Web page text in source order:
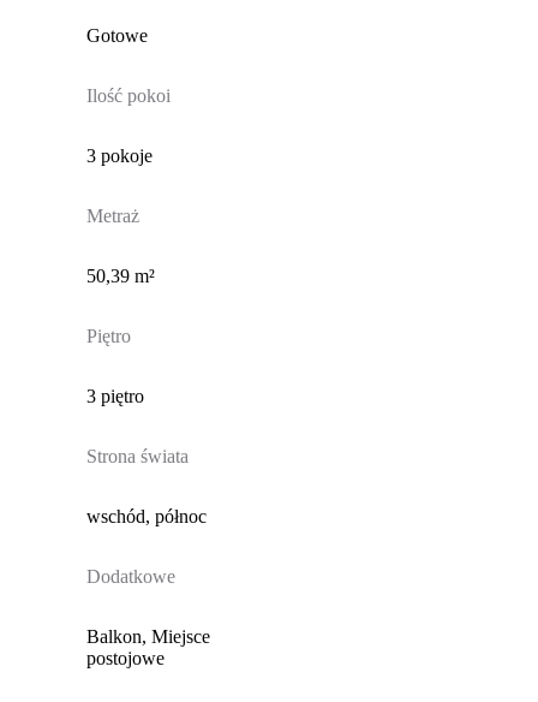
Gotowe
Ilość pokoi
3 pokoje
Metraż
50,39 m²
Piętro
3 piętro
Strona świata
wschód, północ
Dodatkowe
Balkon, Miejsce
postojowe